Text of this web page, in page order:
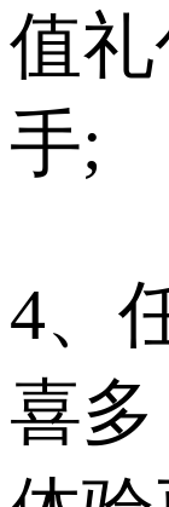
值
手;
4、
喜多